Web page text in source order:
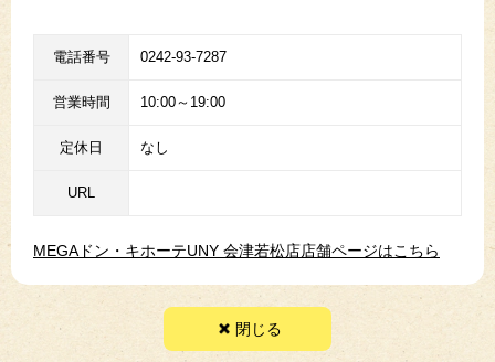
電話番号 0242-93-7287
営業時間 10:00～19:00
定休日 なし
URL
MEGAドン・キホーテUNY 会津若松店店舗ページはこちら
閉じる